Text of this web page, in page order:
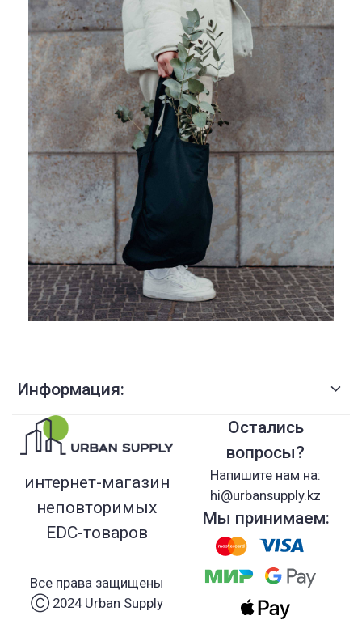
Информация:
интернет-магазин
неповторимых
EDC-товаров
Все права защищены
Ⓒ 2024 Urban Supply
Остались
вопросы?
Напишите нам на:
hi@urbansupply.kz
Мы принимаем: